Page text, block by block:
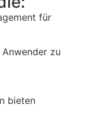
für
zu
bieten